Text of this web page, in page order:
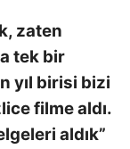
zaten
tek bir
yıl birisi bizi
filme aldı.
aldık”